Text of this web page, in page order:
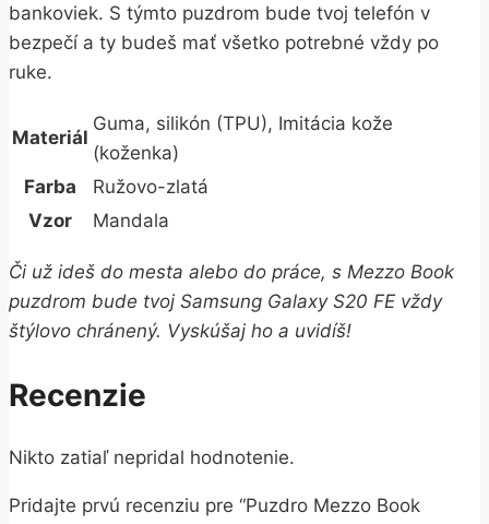
bankoviek. S týmto puzdrom bude tvoj telefón v
bezpečí a ty budeš mať všetko potrebné vždy po
ruke.
Materiál
Guma, silikón (TPU), Imitácia kože
(koženka)
Farba
Ružovo-zlatá
Vzor
Mandala
Či už ideš do mesta alebo do práce, s Mezzo Book
puzdrom bude tvoj Samsung Galaxy S20 FE vždy
štýlovo chránený. Vyskúšaj ho a uvidíš!
Recenzie
Nikto zatiaľ nepridal hodnotenie.
Pridajte prvú recenziu pre “Puzdro Mezzo Book